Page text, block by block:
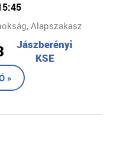
Alapszakasz
Jászberényi
KSE
»